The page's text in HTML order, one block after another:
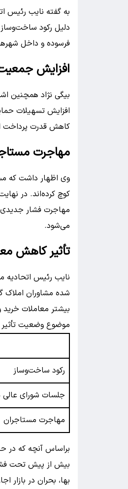
به گفته نایب رئیس
دلیل رکود
فرسوده و داخل
افزایش
بیگی نژاد همچنین
افزایش تسهیلات
کاهش قدرت پرداخت
مهاجرت
وی اظهار داشت که
کوچ کرده‌اند. در
مهاجرت فشار جدیدی
می‌شود.
تأثیر کاهش
نایب رئیس
شده مشاوران املاک
بیشتر معاملات
موضوع وضعیت تأثیر
رکود ساخت‌وساز
جلسات شورای
مهاجرت مستاجران
براساس آنچه که در
بیش از پیش تحت
بها، بحران در بازار